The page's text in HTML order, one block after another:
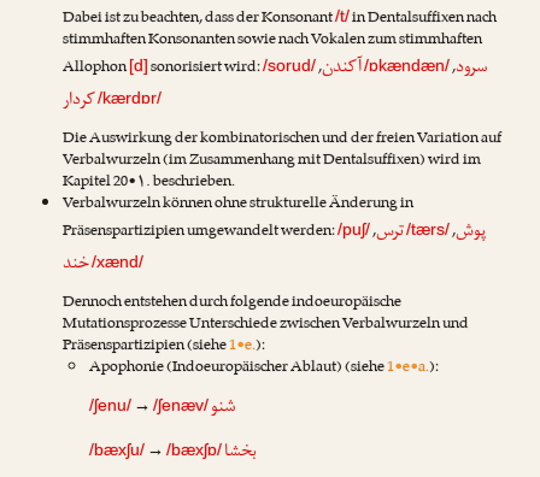
Dabei ist zu beachten, dass der Konsonant/t/in Dentalsuffixen nach
stimmhaften Konsonanten sowie nach Vokalen zum stimmhaften
Allophon[d]sonorisiert wird:/sorud/ سرود,
/ɒkændæn/آکندن,
/kærdɒr/کردار
Die Auswirkung der kombinatorischen und der freien Variation auf
Verbalwurzeln (im Zusammenhang mit Dentalsuffixen) wird im
Kapitel 20•۱. beschrieben.
Verbalwurzeln können ohne strukturelle Änderung in
Präsenspartizipien umgewandelt werden:/puʃ/ پوش,
/tærs/ترس,
/xænd/خند
Dennoch entstehen durch folgende indoeuropäische
Mutationsprozesse Unterschiede zwischen Verbalwurzeln und
Präsenspartizipien (siehe1•e.):
Apophonie (Indoeuropäischer Ablaut) (siehe1•e•a.):
/ʃenu/→ /ʃenæv/شنو
/bæxʃu/→ /bæxʃɒ/بخشا